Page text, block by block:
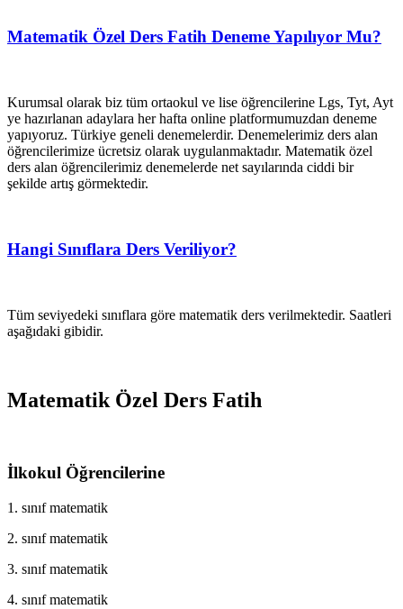
Matematik Özel Ders Fatih Deneme Yapılıyor Mu?
Kurumsal olarak biz tüm ortaokul ve lise öğrencilerine Lgs, Tyt, Ayt
ye hazırlanan adaylara her hafta online platformumuzdan deneme
yapıyoruz. Türkiye geneli denemelerdir. Denemelerimiz ders alan
öğrencilerimize ücretsiz olarak uygulanmaktadır. Matematik özel
ders alan öğrencilerimiz denemelerde net sayılarında ciddi bir
şekilde artış görmektedir.
Hangi Sınıflara Ders Veriliyor?
Tüm seviyedeki sınıflara göre matematik ders verilmektedir. Saatleri
aşağıdaki gibidir.
Matematik Özel Ders Fatih
İlkokul Öğrencilerine
1. sınıf matematik
2. sınıf matematik
3. sınıf matematik
4. sınıf matematik